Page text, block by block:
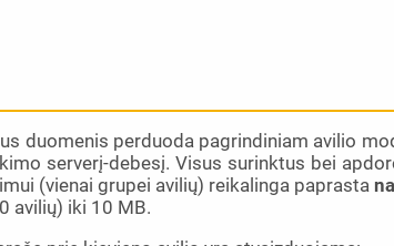
duomenis perduoda pagrindiniam avilio
serverį-debesį. Visus surinktus bei
(vienai grupei avilių) reikalinga paprasta
avilių) iki 10 MB.